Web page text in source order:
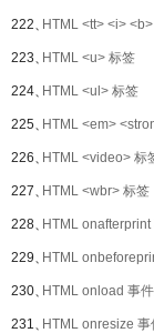
222、HTML <tt> <i>
223、HTML <u> 标签
224、HTML <ul> 标签
225、HTML <em>
226、HTML <video> 标
227、HTML <wbr> 标签
228、HTML onafterprint
229、HTML
230、HTML onload 事
231、HTML onresize 事